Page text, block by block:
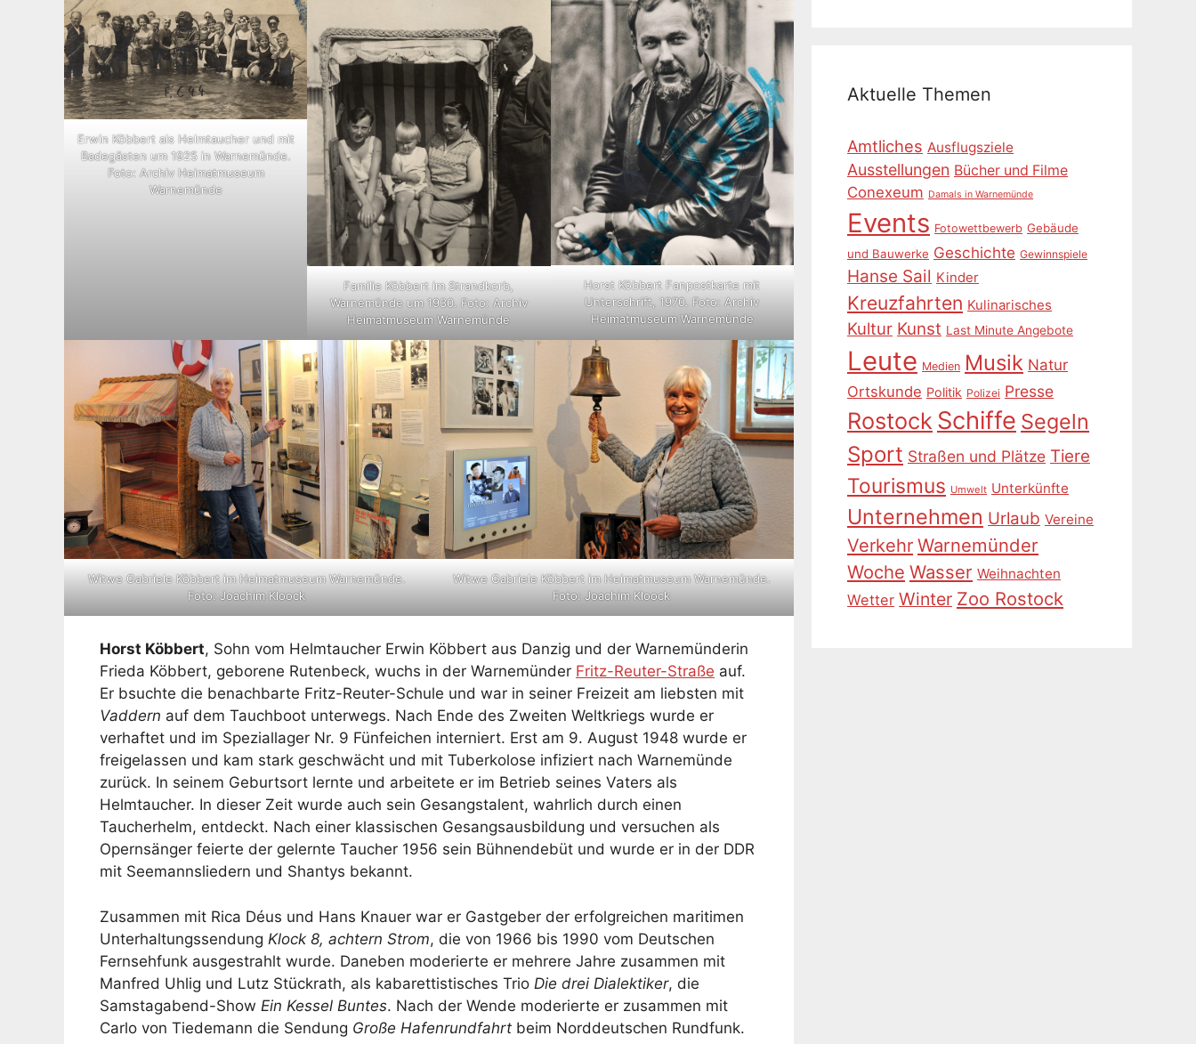
Erwin Köbbert als Helmtaucher und mit
Badegästen um 1925 in Warnemünde.
Foto: Archiv Heimatmuseum
Warnemünde
Familie Köbbert im Strandkorb,
Warnemünde um 1930. Foto: Archiv
Heimatmuseum Warnemünde
Horst Köbbert Fanpostkarte mit
Unterschrift, 1970. Foto: Archiv
Heimatmuseum Warnemünde
Witwe Gabriele Köbbert im Heimatmuseum Warnemünde.
Foto: Joachim Kloock
Witwe Gabriele Köbbert im Heimatmuseum Warnemünde.
Foto: Joachim Kloock
Horst Köbbert, Sohn vom Helmtaucher Erwin Köbbert aus Danzig und der Warnemünderin
Frieda Köbbert, geborene Rutenbeck, wuchs in der Warnemünder Fritz-Reuter-Straße auf.
Er bsuchte die benachbarte Fritz-Reuter-Schule und war in seiner Freizeit am liebsten mit
Vaddern auf dem Tauchboot unterwegs. Nach Ende des Zweiten Weltkriegs wurde er
verhaftet und im Speziallager Nr. 9 Fünfeichen interniert. Erst am 9. August 1948 wurde er
freigelassen und kam stark geschwächt und mit Tuberkolose infiziert nach Warnemünde
zurück. In seinem Geburtsort lernte und arbeitete er im Betrieb seines Vaters als
Helmtaucher. In dieser Zeit wurde auch sein Gesangstalent, wahrlich durch einen
Taucherhelm, entdeckt. Nach einer klassischen Gesangsausbildung und versuchen als
Opernsänger feierte der gelernte Taucher 1956 sein Bühnendebüt und wurde er in der DDR
mit Seemannsliedern und Shantys bekannt.
Zusammen mit Rica Déus und Hans Knauer war er Gastgeber der erfolgreichen maritimen
Unterhaltungssendung Klock 8, achtern Strom, die von 1966 bis 1990 vom Deutschen
Fernsehfunk ausgestrahlt wurde. Daneben moderierte er mehrere Jahre zusammen mit
Manfred Uhlig und Lutz Stückrath, als kabarettistisches Trio Die drei Dialektiker, die
Samstagabend-Show Ein Kessel Buntes. Nach der Wende moderierte er zusammen mit
Carlo von Tiedemann die Sendung Große Hafenrundfahrt beim Norddeutschen Rundfunk.
Aktuelle Themen
Amtliches Ausflugsziele
Ausstellungen Bücher und Filme
Conexeum Damals in Warnemünde
Events Fotowettbewerb Gebäude
und Bauwerke Geschichte Gewinnspiele
Hanse Sail Kinder
Kreuzfahrten Kulinarisches
Kultur Kunst Last Minute Angebote
Leute Medien Musik Natur
Ortskunde Politik Polizei Presse
Rostock Schiffe Segeln
Sport Straßen und Plätze Tiere
Tourismus Umwelt Unterkünfte
Unternehmen Urlaub Vereine
Verkehr Warnemünder
Woche Wasser Weihnachten
Wetter Winter Zoo Rostock